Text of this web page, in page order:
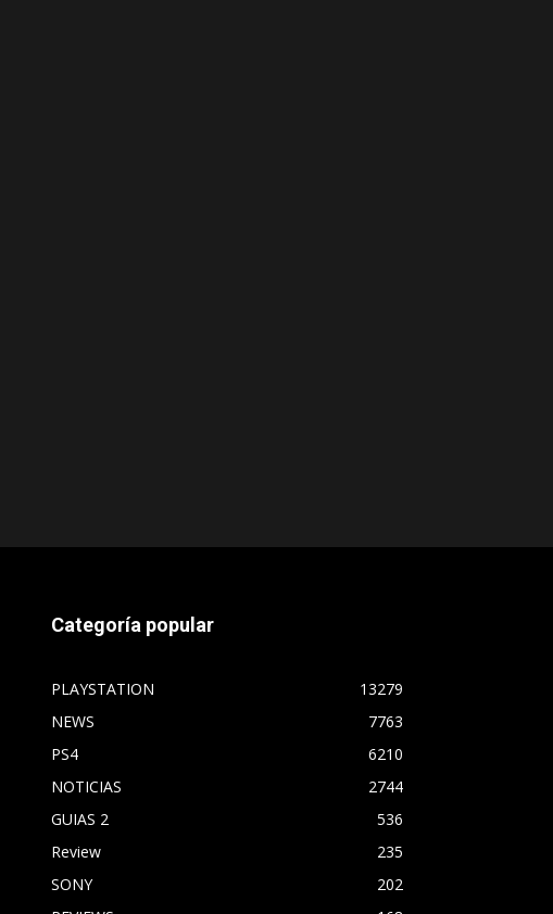
Categoría popular
PLAYSTATION
13279
NEWS
7763
PS4
6210
NOTICIAS
2744
GUIAS 2
536
Review
235
SONY
202